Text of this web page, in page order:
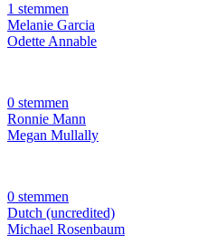
1 stemmen
Melanie Garcia
Odette Annable
0 stemmen
Ronnie Mann
Megan Mullally
0 stemmen
Dutch (uncredited)
Michael Rosenbaum